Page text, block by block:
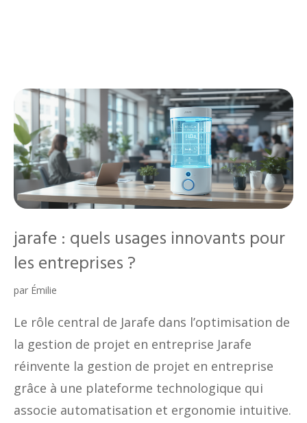
jarafe : quels usages innovants pour
les entreprises ?
par Émilie
Le rôle central de Jarafe dans l’optimisation de
la gestion de projet en entreprise Jarafe
réinvente la gestion de projet en entreprise
grâce à une plateforme technologique qui
associe automatisation et ergonomie intuitive.